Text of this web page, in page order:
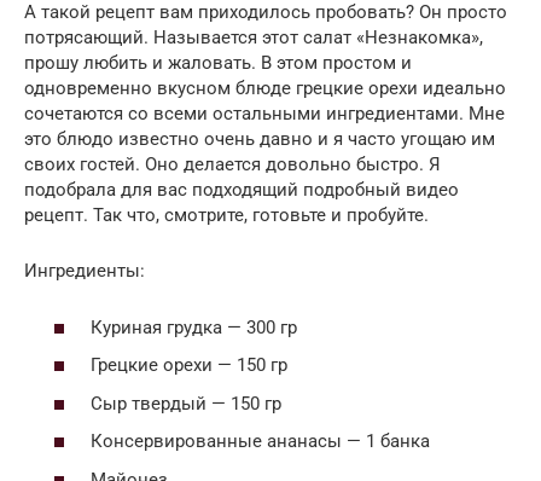
А такой рецепт вам приходилось пробовать? Он просто
потрясающий. Называется этот салат «Незнакомка»,
прошу любить и жаловать. В этом простом и
одновременно вкусном блюде грецкие орехи идеально
сочетаются со всеми остальными ингредиентами. Мне
это блюдо известно очень давно и я часто угощаю им
своих гостей. Оно делается довольно быстро. Я
подобрала для вас подходящий подробный видео
рецепт. Так что, смотрите, готовьте и пробуйте.
Ингредиенты:
Куриная грудка — 300 гр
Грецкие орехи — 150 гр
Сыр твердый — 150 гр
Консервированные ананасы — 1 банка